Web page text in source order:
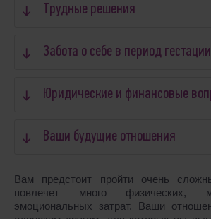
Трудные решения
Забота о себе в период гестации
Юридические и финансовые
Ваши будущие отношения
Вам предстоит пройти очень
повлечет много физических,
эмоциональных затрат. Ваши